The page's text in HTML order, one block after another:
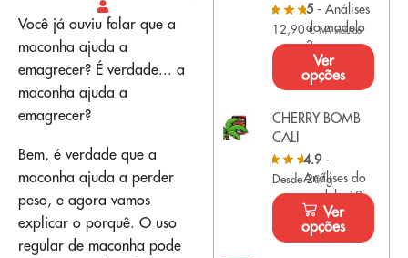
Você já ouviu falar que a
maconha ajuda a
emagrecer? É verdade... a
maconha ajuda a
emagrecer?
Bem, é verdade que a
maconha ajuda a perder
peso, e agora vamos
explicar o porquê. O uso
regular de maconha pode
5 - Análises
do modelo
3
12,90€ IVA incluído
Ver
opções
CHERRY BOMB
CALI
4.9-
Análises do
modelo 10
Desde 2€/g
Ver
opções